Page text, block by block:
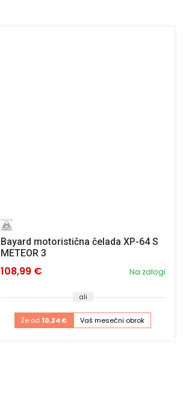
Bayard motoristična čelada XP-64 S
METEOR 3
Na zalogi
108,99 €
ali
Že od 10,24 € Vaš mesečni obrok